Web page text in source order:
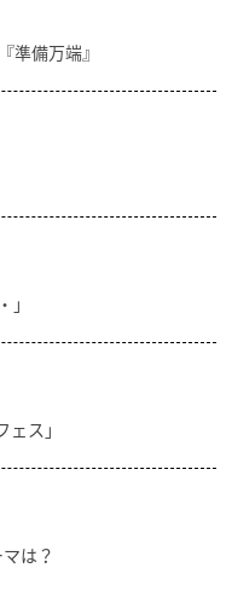
準備万端』
ス」
は？